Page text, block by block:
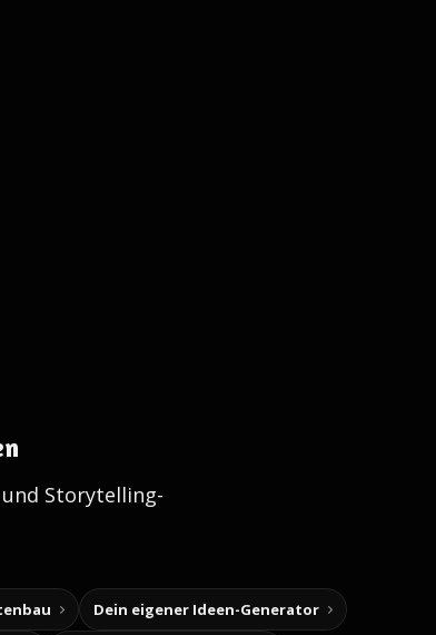
Storytelling-
Dein eigener Ideen-Generator